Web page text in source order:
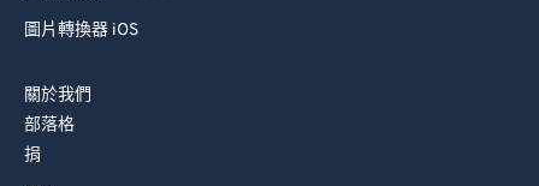
圖片轉換器 iOS
關於我們
部落格
捐